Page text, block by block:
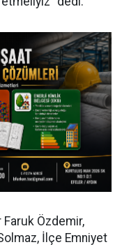
Faruk Özdemir,
İlçe Emniyet